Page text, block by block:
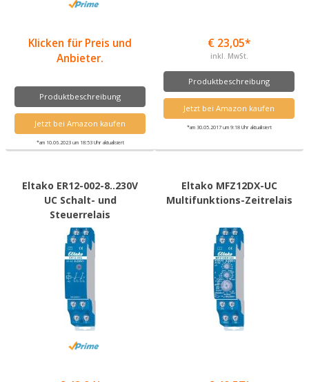
Klicken für Preis und
Anbieter.
Produktbeschreibung
Jetzt bei Amazon kaufen
*am 10.06.2023 um 18:53 Uhr aktualisiert
€ 23,05*
inkl. MwSt.
Produktbeschreibung
Jetzt bei Amazon kaufen
*am 30.05.2017 um 9:18 Uhr aktualisiert
Eltako ER12-002-8..230V
UC Schalt- und
Steuerrelais
Eltako MFZ12DX-UC
Multifunktions-Zeitrelais